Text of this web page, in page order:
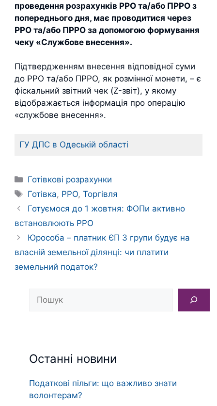
проведення розрахунків РРО та/або ПРРО з
попереднього дня, має проводитися через
РРО та/або ПРРО за допомогою формування
чеку «Службове внесення».
Підтвердженням внесення відповідної суми
до РРО та/або ПРРО, як розмінної монети, – є
фіскальний звітний чек (Z-звіт), у якому
відображається інформація про операцію
«службове внесення».
ГУ ДПС в Одеській області
Категорії
Готівкові розрахунки
Позначки
Готівка, РРО,Торгівля
Готуємося до 1 жовтня: ФОПи активно
встановлюють РРО
Юрособа – платник ЄП 3 групи будує на
власній земельної ділянці: чи платити
земельний податок?
Останні новини
Податкові пільги: що важливо знати
волонтерам?